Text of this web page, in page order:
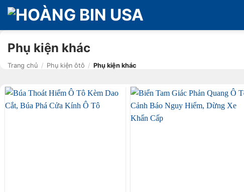
Bỏ
qua
nội
dungPhụ kiện khác
Trang chủ / Phụ kiện ôtô / Phụ kiện khác